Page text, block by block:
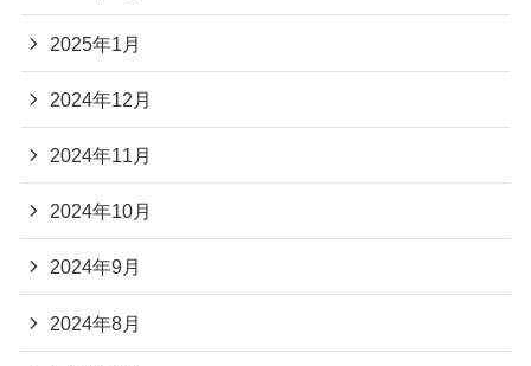
2025年1月
2024年12月
2024年11月
2024年10月
2024年9月
2024年8月